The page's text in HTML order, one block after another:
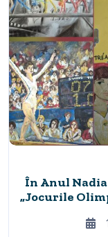
În Anul
„Jocurile